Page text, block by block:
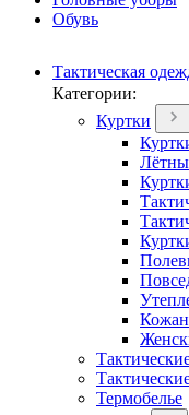
Обувь
Тактическая
Категории:
Куртки
Термобелье